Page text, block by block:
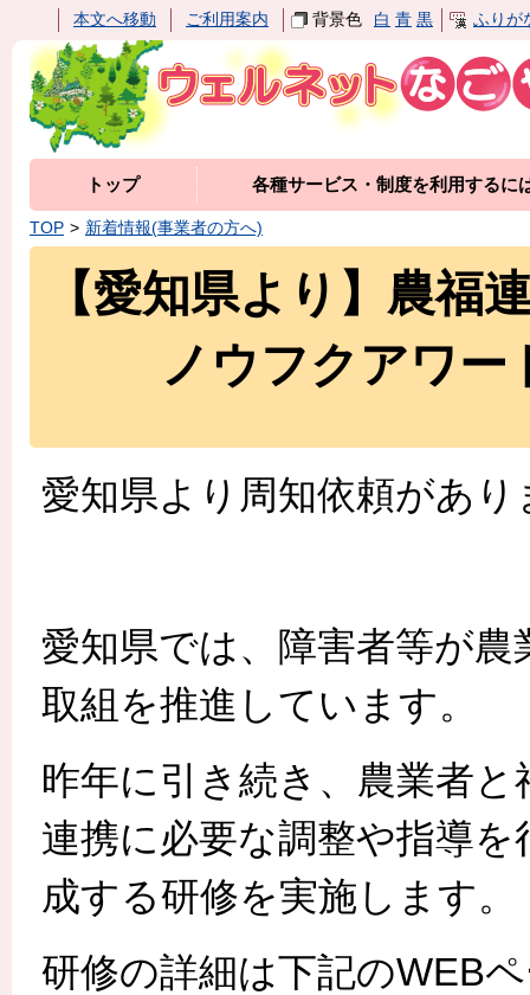
本文へ移動 ご利用案内 背景色 白 青 黒 ふりが
トップ 各種サービス・制度を利用するに
TOP 新着情報(事業者の方へ)
【愛知県より】農福
ノウフクアワー
愛知県より周知依頼があ
愛知県では、障害者等が
取組を推進しています。
昨年に引き続き、農業者
連携に必要な調整や指導
成する研修を実施します。
研修の詳細は下記のWEB